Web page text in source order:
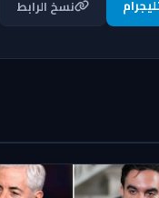
نسخ الرابط